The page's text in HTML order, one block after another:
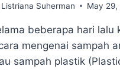
Listriana Suherman May 29,
beberapa hari lalu
mengenai sampah
sampah plastik